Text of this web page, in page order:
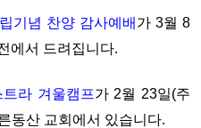
기념 찬양 감사예배 가 3월 8
에서 드려집니다.
라 겨울캠프가 2월 23일(주
동산 교회에서 있습니다.